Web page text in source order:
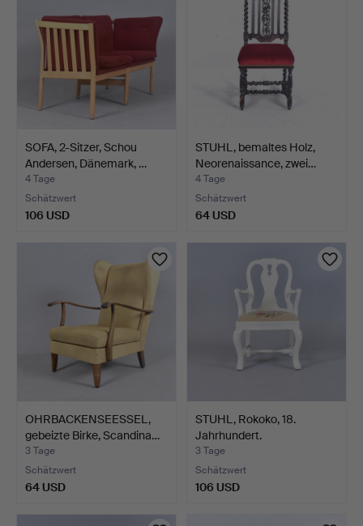
SOFA, 2-Sitzer, Schou
Andersen, Dänemark, …
4 Tage
Schätzwert
106 USD
STUHL, bemaltes Holz,
Neorenaissance, zwei…
4 Tage
Schätzwert
64 USD
OHRBACKENSEESSEL,
gebeizte Birke, Scandina…
3 Tage
Schätzwert
64 USD
STUHL, Rokoko, 18.
Jahrhundert.
3 Tage
Schätzwert
106 USD